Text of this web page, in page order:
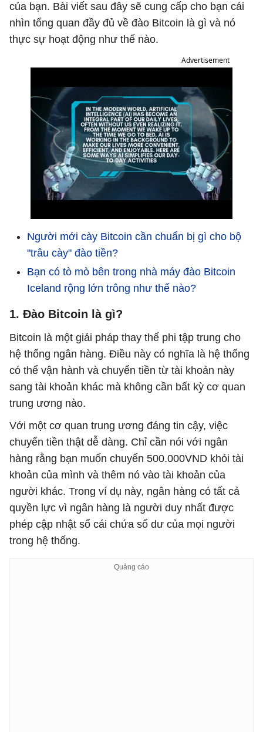
của bạn. Bài viết sau đây sẽ cung cấp cho bạn cái
nhìn tổng quan đầy đủ về đào Bitcoin là gì và nó
thực sự hoạt động như thế nào.
Advertisement
Người mới cày Bitcoin cần chuẩn bị gì cho bộ
"trâu cày" đào tiền?
Bạn có tò mò bên trong nhà máy đào Bitcoin
Iceland rộng lớn trông như thế nào?
1. Đào Bitcoin là gì?
Bitcoin là một giải pháp thay thế phi tập trung cho
hệ thống ngân hàng. Điều này có nghĩa là hệ thống
có thể vận hành và chuyển tiền từ tài khoản này
sang tài khoản khác mà không cần bất kỳ cơ quan
trung ương nào.
Với một cơ quan trung ương đáng tin cậy, việc
chuyển tiền thật dễ dàng. Chỉ cần nói với ngân
hàng rằng bạn muốn chuyển 500.000VND khỏi tài
khoản của mình và thêm nó vào tài khoản của
người khác. Trong ví dụ này, ngân hàng có tất cả
quyền lực vì ngân hàng là người duy nhất được
phép cập nhật sổ cái chứa số dư của mọi người
trong hệ thống.